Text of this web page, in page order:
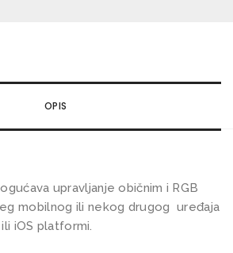
OPIS
upravljanje običnim i RGB
mobilnog ili nekog drugog uređaja
iOS platformi.